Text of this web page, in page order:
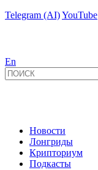
Telegram (AI)YouTube
En
Новости
Лонгриды
Крипториум
Подкасты